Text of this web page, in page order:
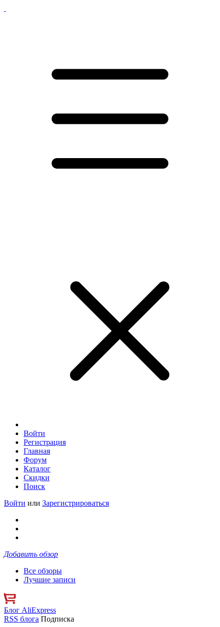
Войти
Регистрация
Главная
Форум
Каталог
Скидки
Поиск
Войти или Зарегистрироваться
Добавить обзор
Все обзоры
Лучшие записи
Блог AliExpress
RSS блога Подписка